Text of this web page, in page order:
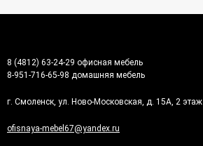
8 (4812) 63-24-29 офисная мебель
8-951-716-65-98 домашняя мебель
г. Смоленск, ул. Ново-Московская, д. 15А, 2 этаж
ofisnaya-mebel67@yandex.ru